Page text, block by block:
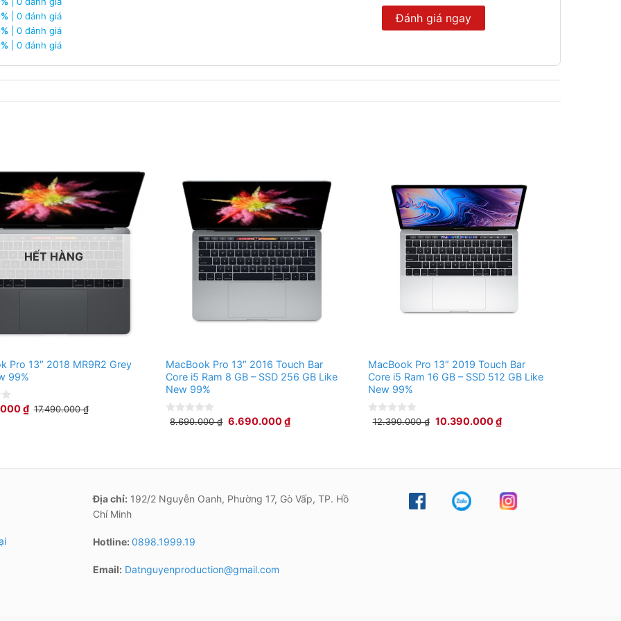
1600
m2
PCIe
C
Output
Hz
| 0 đánh giá
| 0 đánh giá
| 0 đánh giá
Đánh giá ngay
HẾT HÀNG
Pro 13″ 2018 MR9R2 Grey
99%
₫ 17.490.000₫
MacBook Pro 13″ 2016 Touch Bar
Core i5 Ram 8 GB – SSD 256 GB Like
New 99%
08.690.000₫ 6.690.000₫
MacBook Pro 13″ 2019 Touch Bar
Core i5 Ram 16 GB – SSD 512 GB Like
New 99%
012.390.000₫ 10.390.000₫
Địa chỉ: 192/2 Nguyễn Oanh, Phường 17, Gò Vấp, TP. Hồ
Chí Minh
Hotline:0898.1999.19
Email: Datnguyenproduction@gmail.com